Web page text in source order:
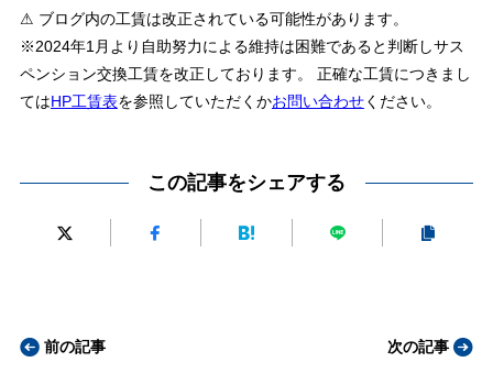
⚠ ブログ内の工賃は改正されている可能性があります。
※2024年1月より自助努力による維持は困難であると判断しサス
ペンション交換工賃を改正しております。 正確な工賃につきまし
てはHP工賃表を参照していただくかお問い合わせください。
この記事をシェアする
前の記事 次の記事